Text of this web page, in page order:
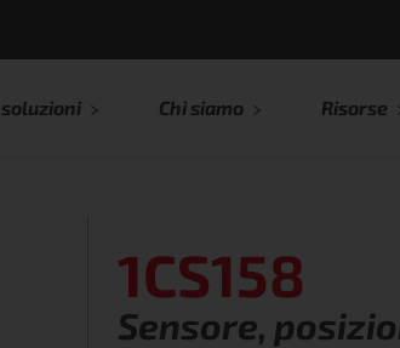
Chi siamo Risorse
1CS158
Sensore,